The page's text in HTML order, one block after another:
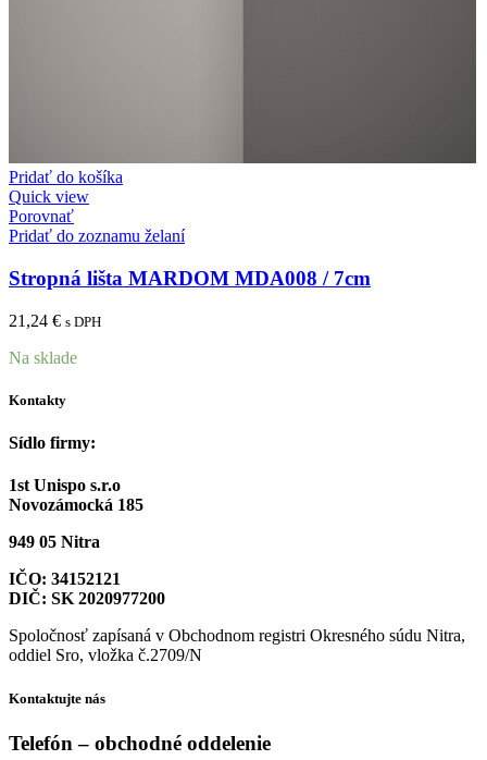
Pridať do košíka
Quick view
Porovnať
Pridať do zoznamu želaní
Stropná lišta MARDOM MDA008 / 7cm
21,24 € s DPH
Na sklade
Kontakty
Sídlo firmy:
1st Unispo s.r.o
Novozámocká 185
949 05 Nitra
IČO: 34152121
DIČ: SK 2020977200
Spoločnosť zapísaná v Obchodnom registri Okresného súdu Nitra,
oddiel Sro, vložka č.2709/N
Kontaktujte nás
Telefón – obchodné oddelenie